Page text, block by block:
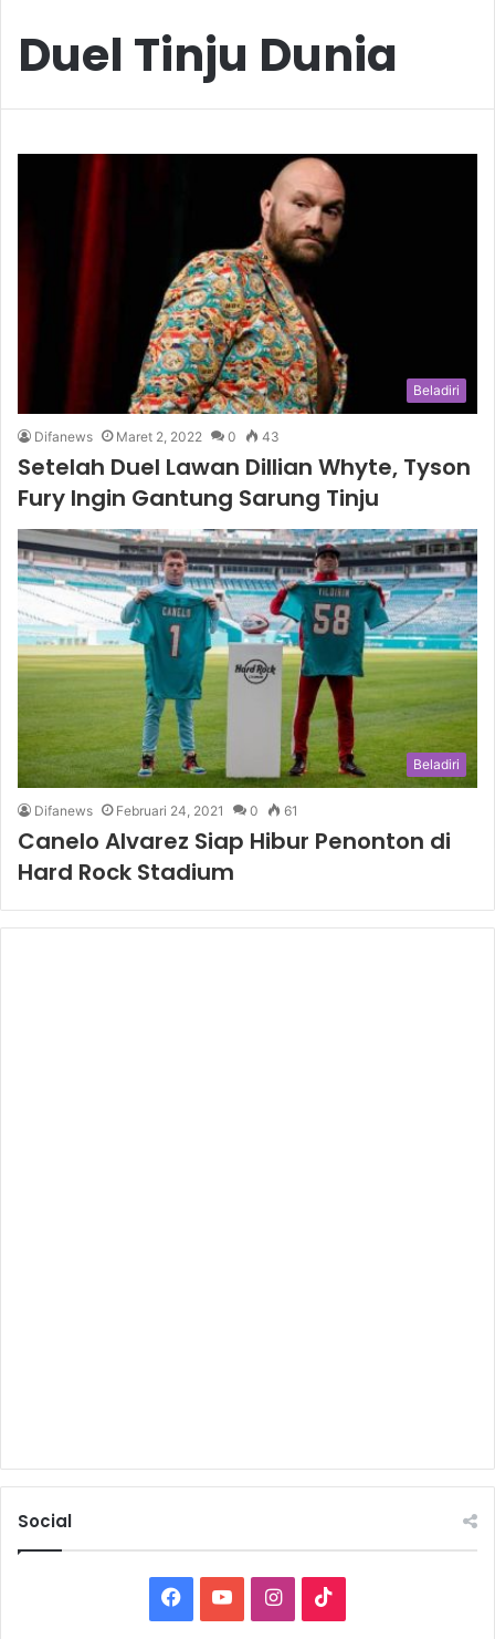
Duel Tinju Dunia
Beladiri
Difanews Maret 2, 2022 0 43
Setelah Duel Lawan Dillian Whyte, Tyson
Fury Ingin Gantung Sarung Tinju
Beladiri
Difanews Februari 24, 2021 0 61
Canelo Alvarez Siap Hibur Penonton di
Hard Rock Stadium
Social
Facebook
YouTubeInstagram